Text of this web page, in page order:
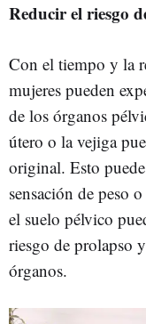
Reducir el riesgo
Con el tiempo y la
mujeres pueden
de los órganos
útero o la vejiga
original. Esto
sensación de peso
el suelo pélvico
riesgo de prolapso
órganos.